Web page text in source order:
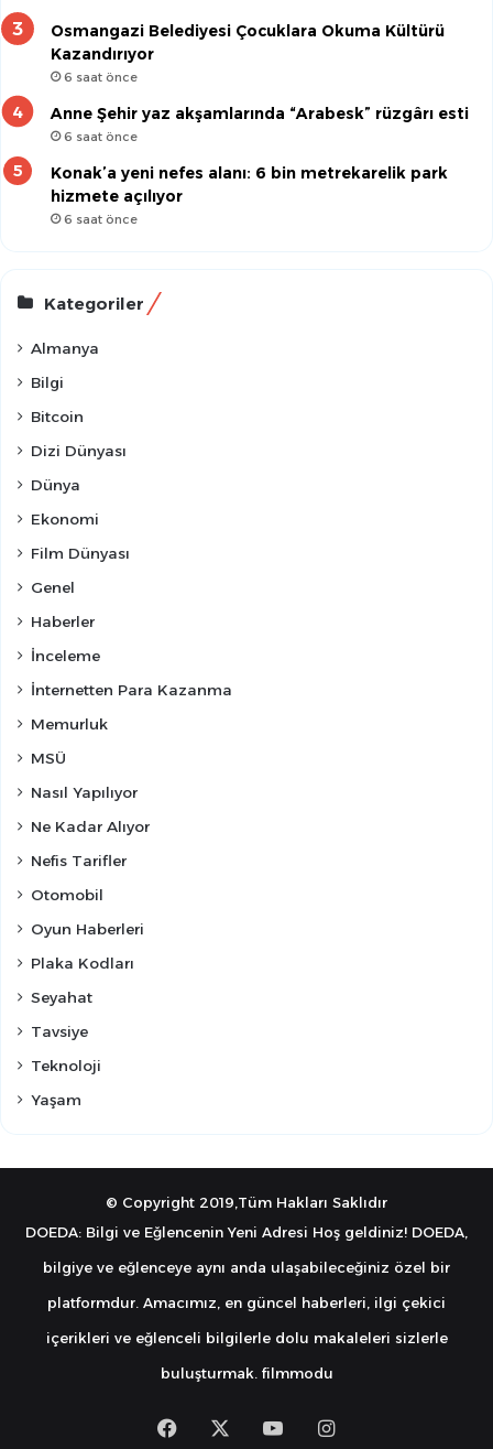
Osmangazi Belediyesi Çocuklara Okuma Kültürü
Kazandırıyor
6 saat önce
Anne Şehir yaz akşamlarında “Arabesk” rüzgârı esti
6 saat önce
Konak’a yeni nefes alanı: 6 bin metrekarelik park
hizmete açılıyor
6 saat önce
Kategoriler
Almanya
Bilgi
Bitcoin
Dizi Dünyası
Dünya
Ekonomi
Film Dünyası
Genel
Haberler
İnceleme
İnternetten Para Kazanma
Memurluk
MSÜ
Nasıl Yapılıyor
Ne Kadar Alıyor
Nefis Tarifler
Otomobil
Oyun Haberleri
Plaka Kodları
Seyahat
Tavsiye
Teknoloji
Yaşam
© Copyright 2019,Tüm Hakları Saklıdır
DOEDA: Bilgi ve Eğlencenin Yeni Adresi Hoş geldiniz! DOEDA,
bilgiye ve eğlenceye aynı anda ulaşabileceğiniz özel bir
platformdur. Amacımız, en güncel haberleri, ilgi çekici
içerikleri ve eğlenceli bilgilerle dolu makaleleri sizlerle
buluşturmak. filmmodu
FacebookYouTubeInstagram